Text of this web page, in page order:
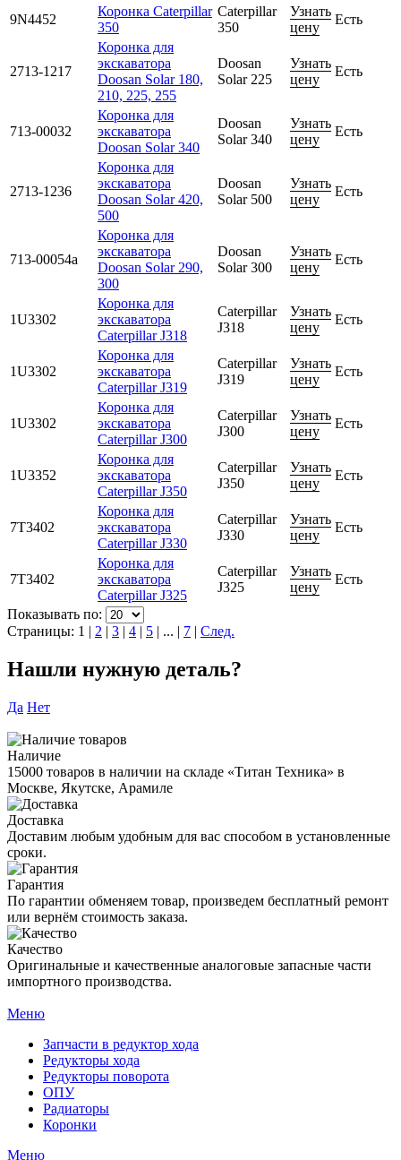
9N4452
Коронка Caterpillar
350
Caterpillar
350
Узнать
цену
Есть
2713-1217
Коронка для
экскаватора
Doosan Solar 180,
210, 225, 255
Doosan
Solar 225
Узнать
цену
Есть
713-00032
Коронка для
экскаватора
Doosan Solar 340
Doosan
Solar 340
Узнать
цену
Есть
2713-1236
Коронка для
экскаватора
Doosan Solar 420,
500
Doosan
Solar 500
Узнать
цену
Есть
713-00054а
Коронка для
экскаватора
Doosan Solar 290,
300
Doosan
Solar 300
Узнать
цену
Есть
1U3302
Коронка для
экскаватора
Caterpillar J318
Caterpillar
J318
Узнать
цену
Есть
1U3302
Коронка для
экскаватора
Caterpillar J319
Caterpillar
J319
Узнать
цену
Есть
1U3302
Коронка для
экскаватора
Caterpillar J300
Caterpillar
J300
Узнать
цену
Есть
1U3352
Коронка для
экскаватора
Caterpillar J350
Caterpillar
J350
Узнать
цену
Есть
7T3402
Коронка для
экскаватора
Caterpillar J330
Caterpillar
J330
Узнать
цену
Есть
7T3402
Коронка для
экскаватора
Caterpillar J325
Caterpillar
J325
Узнать
цену
Есть
Показывать по:
Страницы: 1 | 2 | 3 | 4 | 5 | ... | 7 | След.
Нашли нужную деталь?
Да Нет
Наличие
15000 товаров в наличии на складе «Титан Техника» в
Москве, Якутске, Арамиле
Доставка
Доставим любым удобным для вас способом в установленные
сроки.
Гарантия
По гарантии обменяем товар, произведем бесплатный ремонт
или вернём стоимость заказа.
Качество
Оригинальные и качественные аналоговые запасные части
импортного производства.
Меню
Запчасти в редуктор хода
Редукторы хода
Редукторы поворота
ОПУ
Радиаторы
Коронки
Меню